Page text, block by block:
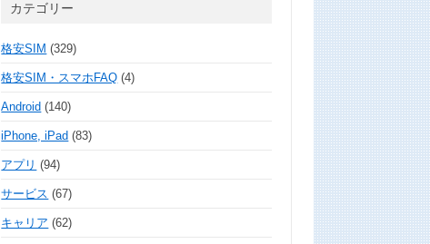
カテゴリー
格安SIM (329)
格安SIM・スマホFAQ (4)
Android (140)
iPhone, iPad (83)
アプリ (94)
サービス (67)
キャリア (62)